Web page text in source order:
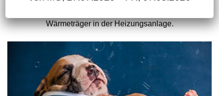
Wärmeträger in der Heizungsanlage.